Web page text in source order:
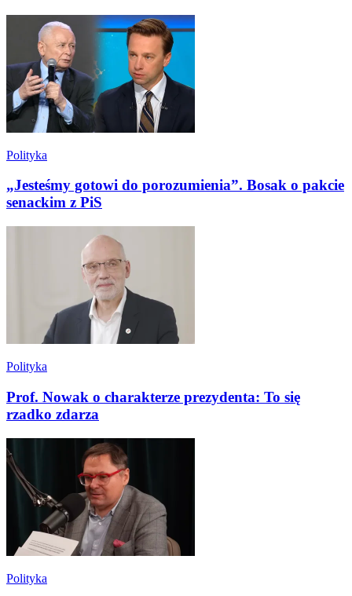
Polityka
„Jesteśmy gotowi do porozumienia”. Bosak o pakcie
senackim z PiS
Polityka
Prof. Nowak o charakterze prezydenta: To się
rzadko zdarza
Polityka